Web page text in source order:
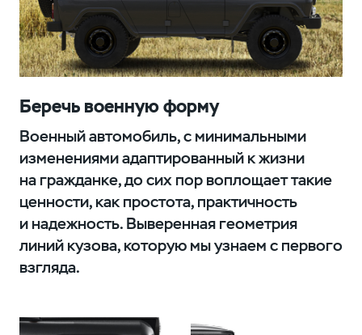
Беречь военную форму
Военный автомобиль, с минимальными
изменениями адаптированный к жизни
на гражданке, до сих пор воплощает такие
ценности, как простота, практичность
и надежность. Выверенная геометрия
линий кузова, которую мы узнаем с первого
взгляда.